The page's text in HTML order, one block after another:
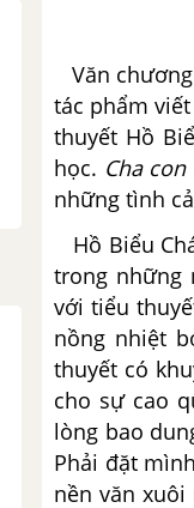
Văn
tác phẩm
thuyết Hồ
học. Cha
những tình
Hồ Biểu
trong những
với tiểu
nồng nhiệt
thuyết có
cho sự cao
lòng bao
Phải đặt
nền văn